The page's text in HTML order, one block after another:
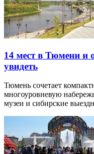
14 мест в Тюмени и
увидеть
Тюмень сочетает
многоуровневую
музеи и сибирские